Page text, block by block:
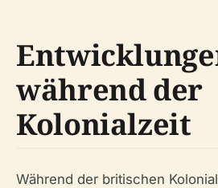
während der
Kolonialzeit
Während der britischen